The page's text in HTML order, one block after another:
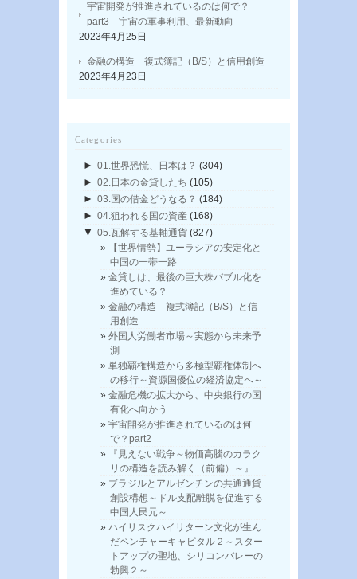
宇宙開発が推進されているのは何で？
part3 宇宙の軍事利用、最新動向
2023年4月25日
金融の構造 複式簿記（B/S）と信用創造
2023年4月23日
Categories
► 01.世界恐慌、日本は？ (304)
► 02.日本の金貸したち (105)
► 03.国の借金どうなる？ (184)
► 04.狙われる国の資産 (168)
▼ 05.瓦解する基軸通貨 (827)
【世界情勢】ユーラシアの安定化と
中国の一帯一路
金貸しは、最後の巨大株バブル化を
進めている？
金融の構造 複式簿記（B/S）と信
用創造
外国人労働者市場～実態から未来予
測
単独覇権構造から多極型覇権体制へ
の移行～資源国優位の経済協定へ～
金融危機の拡大から、中央銀行の国
有化へ向かう
宇宙開発が推進されているのは何
で？part2
『見えない戦争～物価高騰のカラク
リの構造を読み解く（前偏）～』
ブラジルとアルゼンチンの共通通貨
創設構想～ドル支配離脱を促進する
中国人民元～
ハイリスクハイリターン文化が生ん
だベンチャーキャピタル２～スター
トアップの聖地、シリコンバレーの
勃興２～